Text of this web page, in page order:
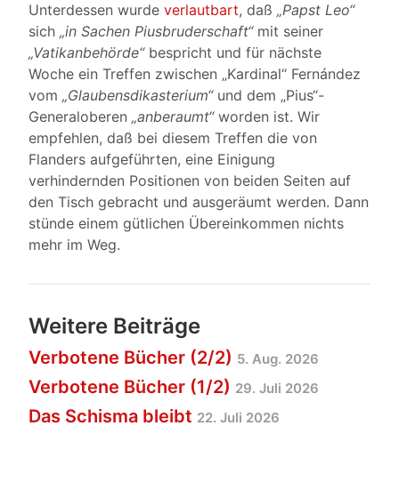
Unterdessen wurde verlautbart, daß „Papst Leo“
sich „in Sachen Piusbruderschaft“mit seiner
„Vatikanbehörde“bespricht und für nächste
Woche ein Treffen zwischen „Kardinal“ Fernández
vom „Glaubensdikasterium“und dem „Pius“-
Generaloberen „anberaumt“worden ist. Wir
empfehlen, daß bei diesem Treffen die von
Flanders aufgeführten, eine Einigung
verhindernden Positionen von beiden Seiten auf
den Tisch gebracht und ausgeräumt werden. Dann
stünde einem gütlichen Übereinkommen nichts
mehr im Weg.
Weitere Beiträge
Verbotene Bücher (2/2) 5. Aug. 2026
Verbotene Bücher (1/2) 29. Juli 2026
Das Schisma bleibt 22. Juli 2026